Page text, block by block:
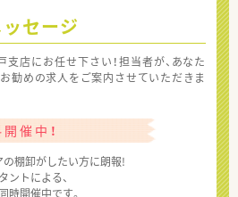
セージ
店にお任せ下さい！担当者が、あなた
勧めの求人をご案内させていただきま
催中！
の棚卸がしたい方に朗報!
トによる、
時開催中です。